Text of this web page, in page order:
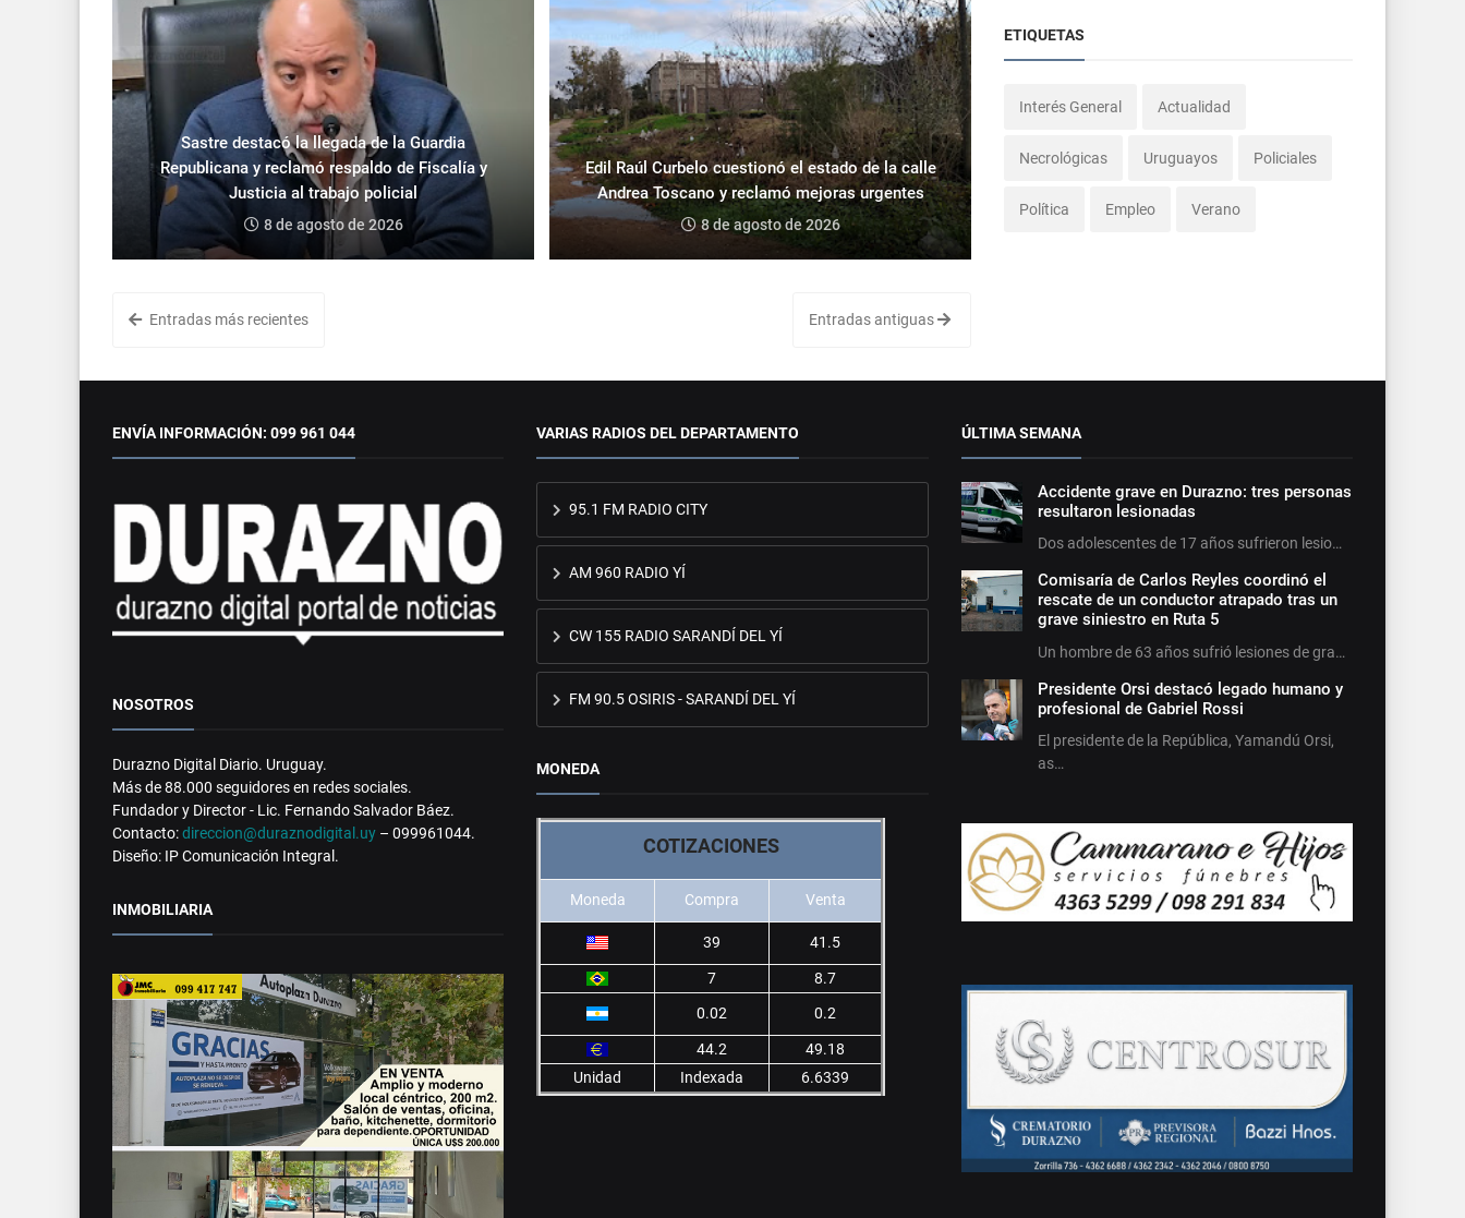
Sastre destacó la llegada de la Guardia
Republicana y reclamó respaldo de Fiscalía y
Justicia al trabajo policial
8 de agosto de 2026
Edil Raúl Curbelo cuestionó el estado de la calle
Andrea Toscano y reclamó mejoras urgentes
8 de agosto de 2026
Entradas más recientes Entradas antiguas
ETIQUETAS
Interés General Actualidad
Necrológicas Uruguayos Policiales
Política Empleo Verano
ENVÍA INFORMACIÓN: 099 961 044
NOSOTROS
Durazno Digital Diario. Uruguay.
Más de 88.000 seguidores en redes sociales.
Fundador y Director - Lic. Fernando Salvador Báez.
Contacto:direccion@duraznodigital.uy – 099961044.
Diseño: IP Comunicación Integral.
INMOBILIARIA
VARIAS RADIOS DEL DEPARTAMENTO
95.1 FM RADIO CITY
AM 960 RADIO YÍ
CW 155 RADIO SARANDÍ DEL YÍ
FM 90.5 OSIRIS - SARANDÍ DEL YÍ
MONEDA
COTIZACIONES
Moneda Compra Venta
39 41.5
7
8.7
0.02
0.2
44.2
49.18
Unidad
Indexada 6.6339
ÚLTIMA SEMANA
Accidente grave en Durazno: tres personas
resultaron lesionadas
Dos adolescentes de 17 años sufrieron lesio…
Comisaría de Carlos Reyles coordinó el
rescate de un conductor atrapado tras un
grave siniestro en Ruta 5
Un hombre de 63 años sufrió lesiones de gra…
Presidente Orsi destacó legado humano y
profesional de Gabriel Rossi
El presidente de la República, Yamandú Orsi,
as…